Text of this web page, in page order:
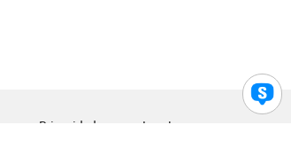
Privacidad Legal